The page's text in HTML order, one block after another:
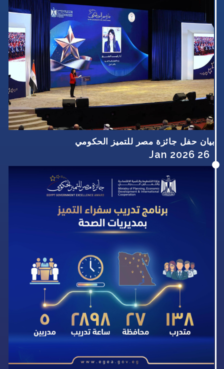
بيان حفل جائزة مصر للتميز الحكومي
26 Jan 2026